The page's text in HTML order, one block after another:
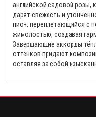
английской садовой розы,
дарят свежесть и
пион, переплетающийся с
жимолостью, создавая
Завершающие аккорды
оттенков придают
оставляя за собой